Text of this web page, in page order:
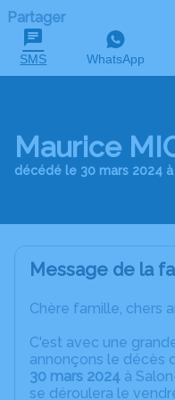
Partager
SMS WhatsApp
Maurice
décédé le 30 mars 2024
Message de la
Chère famille, chers
C'est avec une
annonçons le décès
30 mars 2024 à
se déroulera le